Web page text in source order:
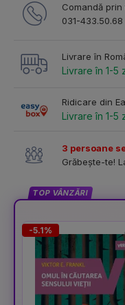
Comandă
031-433.50.68
Livrare în
Livrare în 1-5
Ridicare din
Livrare în 1-5
3 persoane
Grăbește-te!
TOP VÂNZĂRI
-5.1%